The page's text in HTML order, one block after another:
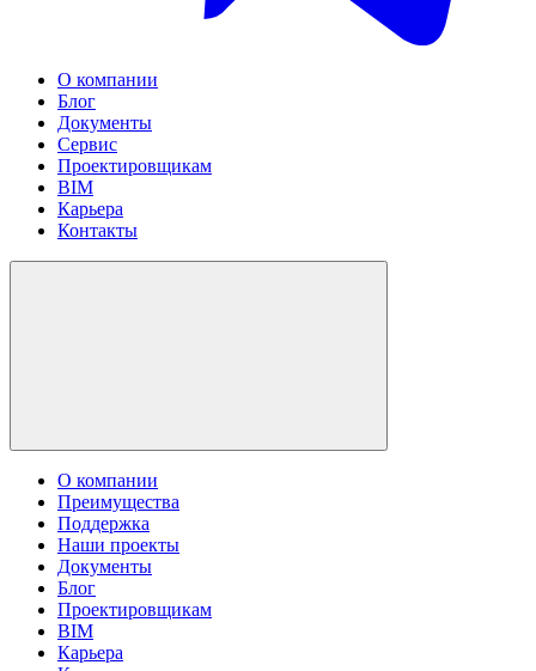
О компании
Блог
Документы
Сервис
Проектировщикам
BIM
Карьера
Контакты
О компании
Преимущества
Поддержка
Наши проекты
Документы
Блог
Проектировщикам
BIM
Карьера